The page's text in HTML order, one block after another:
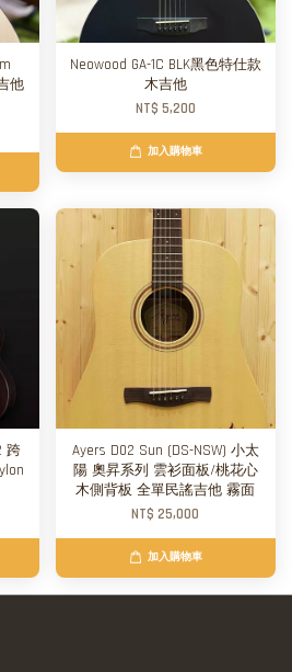
他
Neowood GA-1C BLK黑色特仕款
木吉他
NT$ 5,200
加入購物車
跨
Ayers D02 Sun (DS-NSW) 小太
陽 奧昇系列 雲衫面板/桃花心
木側背板 全單民謠吉他 霧面
NT$ 25,000
加入購物車